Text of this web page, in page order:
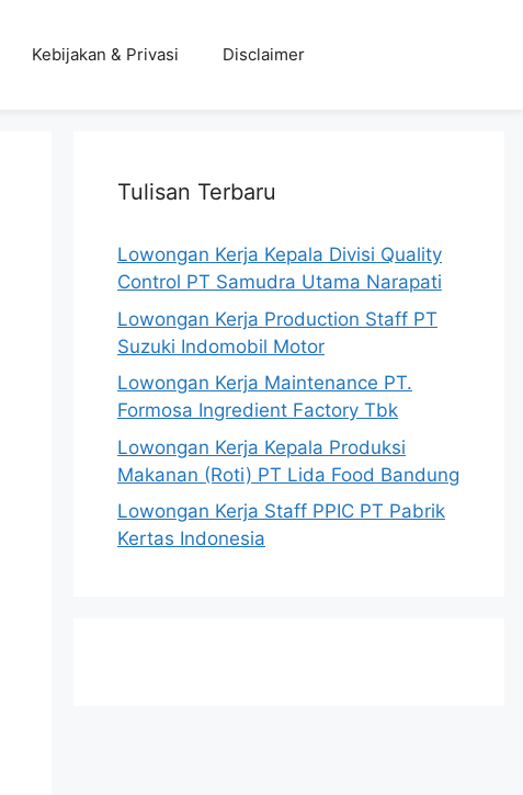
Kebijakan & Privasi Disclaimer
Tulisan Terbaru
Lowongan Kerja Kepala Divisi Quality
Control PT Samudra Utama Narapati
Lowongan Kerja Production Staff PT
Suzuki Indomobil Motor
Lowongan Kerja Maintenance PT.
Formosa Ingredient Factory Tbk
Lowongan Kerja Kepala Produksi
Makanan (Roti) PT Lida Food Bandung
Lowongan Kerja Staff PPIC PT Pabrik
Kertas Indonesia